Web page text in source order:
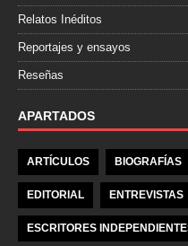
Relatos Inéditos
Reportajes y ensayos
Reseñas
APARTADOS
ARTÍCULOS BIOGRAFÍAS
EDITORIAL ENTREVISTAS
ESCRITORES